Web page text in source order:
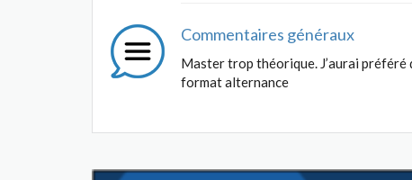
Commentaires généraux
Master trop théorique. J’aurai préféré
format alternance